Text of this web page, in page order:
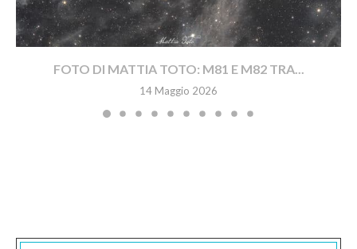
FOTO DI MATTIA TOTO: M81 E M82 TRA...
14 Maggio 2026